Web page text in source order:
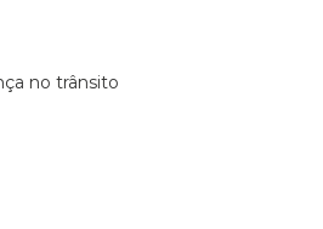
no trânsito